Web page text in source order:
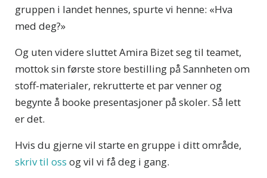
gruppen i landet hennes, spurte vi henne: «Hva
med deg?»
Og uten videre sluttet Amira Bizet seg til teamet,
mottok sin første store bestilling på Sannheten om
stoff-materialer, rekrutterte et par venner og
begynte å booke presentasjoner på skoler. Så lett
er det.
Hvis du gjerne vil starte en gruppe i ditt område,
skriv til oss og vil vi få deg i gang.